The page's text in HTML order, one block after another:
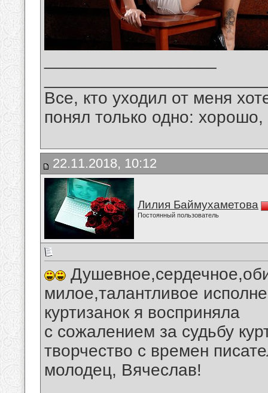
Все, кто уходил от меня
понял только одно:
22.11.2018, 10:12
Лилия Баймухаметова
Постоянный пользователь
милое,талантливое
куртизанок я восприняла
с сожалением за судьбу
творчество с времен
молодец, Вячеслав!